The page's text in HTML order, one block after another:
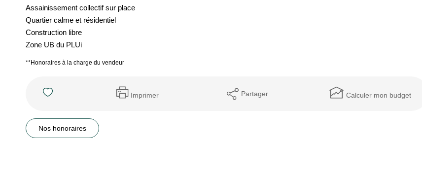
Assainissement collectif sur place
Quartier calme et résidentiel
Construction libre
Zone UB du PLUi
**Honoraires à la charge du vendeur
Imprimer Partager Calculer mon budget
Nos honoraires